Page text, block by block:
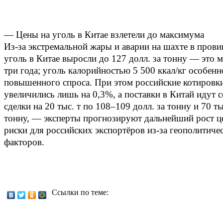
— Цены на уголь в Китае взлетели до максимума
Из‑за экстремальной жары и аварии на шахте в
уголь в Китае выросли до 127 долл. за тонну — это
три года; уголь калорийностью 5 500 ккал/кг
повышенного спроса. При этом российские
увеличились лишь на 0,3%, а поставки в Китай идут
сделки на 20 тыс. т по 108–109 долл. за тонну и 70
тонну, — эксперты прогнозируют дальнейший рост
риски для российских экспортёров из‑за
факторов.
Ссылки по теме: